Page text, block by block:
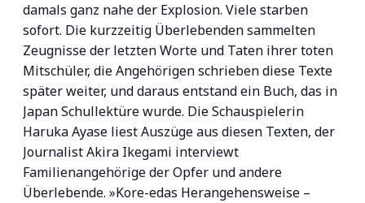
damals ganz nahe der Explosion. Viele starben
sofort. Die kurzzeitig Überlebenden sammelten
Zeugnisse der letzten Worte und Taten ihrer toten
Mitschüler, die Angehörigen schrieben diese Texte
später weiter, und daraus entstand ein Buch, das in
Japan Schullektüre wurde. Die Schauspielerin
Haruka Ayase liest Auszüge aus diesen Texten, der
Journalist Akira Ikegami interviewt
Familienangehörige der Opfer und andere
Überlebende. »Kore-edas Herangehensweise –